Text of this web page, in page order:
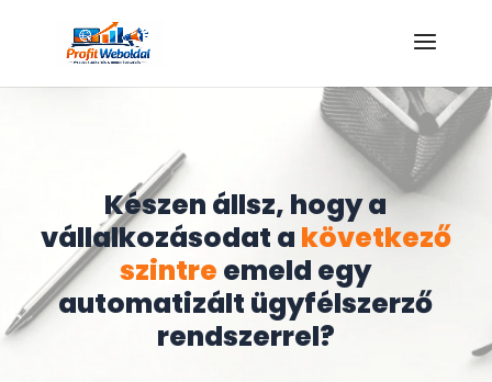
Készen állsz, hogy a
vállalkozásodat a következő
szintre emeld egy
automatizált ügyfélszerző
rendszerrel?